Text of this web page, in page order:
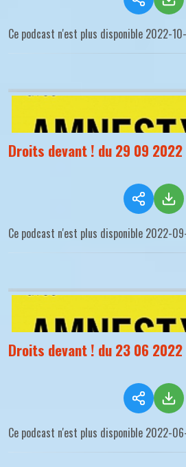
Ce podcast n'est plus disponible 2022-
Droits devant ! du 29 09 2022
Ce podcast n'est plus disponible 2022-
Droits devant ! du 23 06 2022
Ce podcast n'est plus disponible 2022-